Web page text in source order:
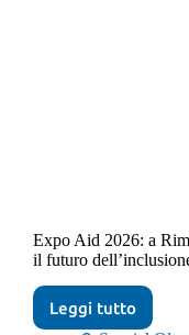
Expo Aid 2026: a
il futuro
Leggi tutto